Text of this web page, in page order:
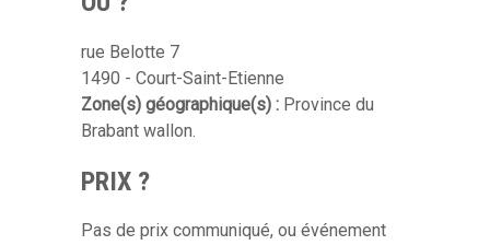
rue Belotte 7
1490 - Court-Saint-Etienne
Zone(s) géographique(s) : Province du
Brabant wallon.
PRIX ?
Pas de prix communiqué, ou événement